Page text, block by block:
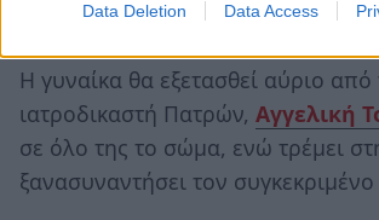
Data Deletion Data Access
Κινδυνεύω ακόμη. Νιώθω ότι
Η γυναίκα θα εξετασθεί αύριο από
ιατροδικαστή Πατρών, Αγγελική
σε όλο της το σώμα, ενώ τρέμει
ξανασυναντήσει τον